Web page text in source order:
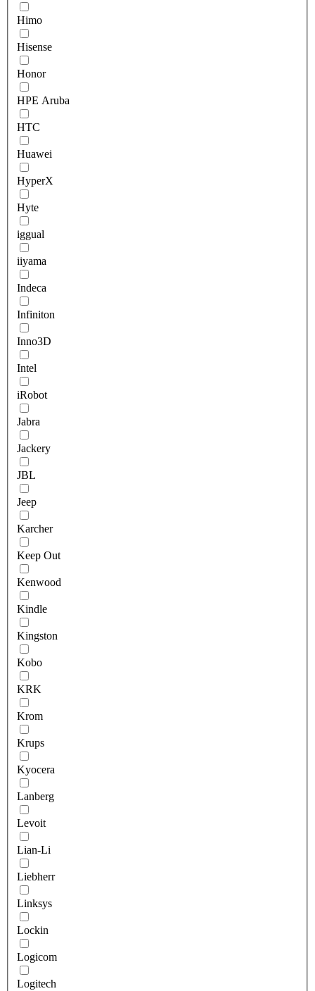
Himo
Hisense
Honor
HPE Aruba
HTC
Huawei
HyperX
Hyte
iggual
iiyama
Indeca
Infiniton
Inno3D
Intel
iRobot
Jabra
Jackery
JBL
Jeep
Karcher
Keep Out
Kenwood
Kindle
Kingston
Kobo
KRK
Krom
Krups
Kyocera
Lanberg
Levoit
Lian-Li
Liebherr
Linksys
Lockin
Logicom
Logitech